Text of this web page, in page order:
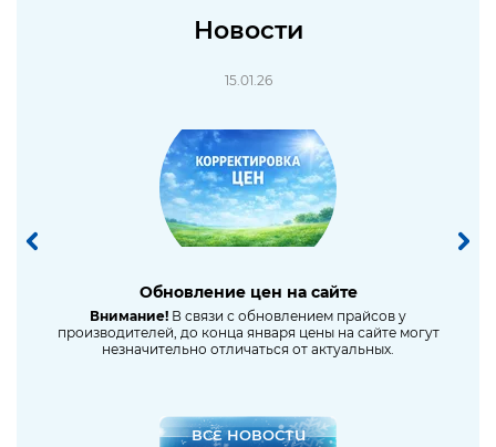
Новости
15.01.26
Обновление цен на сайте
Внимание! В связи с обновлением прайсов у
производителей, до конца января цены на сайте могут
незначительно отличаться от актуальных.
ВСЕ НОВОСТИ